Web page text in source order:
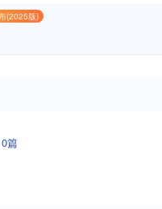
(2025版)
篇